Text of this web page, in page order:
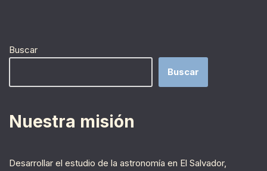
Buscar
Buscar
Nuestra misión
Desarrollar el estudio de la astronomía en El Salvador,